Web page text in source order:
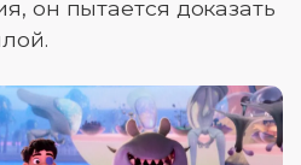
он пытается доказать